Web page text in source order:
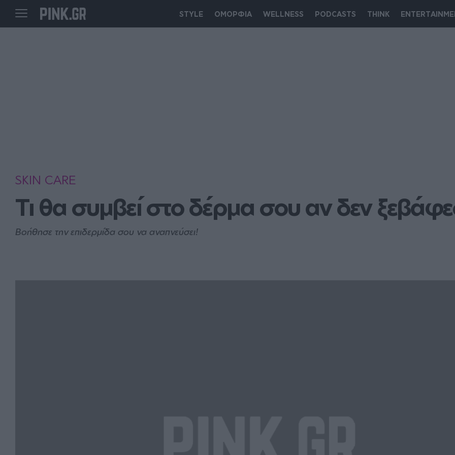
STYLE ΟΜΟΡΦΙΑ WELLNESS PODCASTS THINK
SKIN CARE
Τι θα συμβεί στο δέρμα σου αν δεν
Βοήθησε την επιδερμίδα σου να αναπνεύσει!